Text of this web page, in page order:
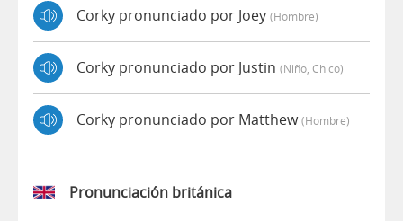
Corky pronunciado por Joey (hombre)
Corky pronunciado por Justin (niño, Chico)
Corky pronunciado por Matthew(hombre)
Pronunciación británica